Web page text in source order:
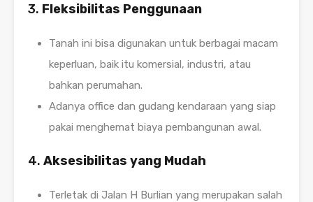
3. Fleksibilitas Penggunaan
Tanah ini bisa digunakan untuk berbagai macam
keperluan, baik itu komersial, industri, atau
bahkan perumahan.
Adanya office dan gudang kendaraan yang siap
pakai menghemat biaya pembangunan awal.
4. Aksesibilitas yang Mudah
Terletak di Jalan H Burlian yang merupakan salah